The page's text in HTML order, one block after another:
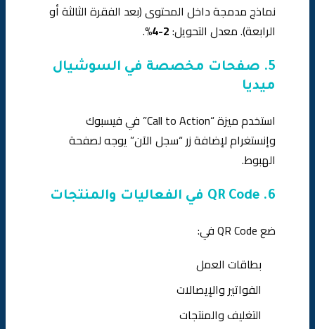
نماذج مدمجة داخل المحتوى (بعد الفقرة الثالثة أو
الرابعة). معدل التحويل:2-4%
.
5. صفحات مخصصة في السوشيال
ميديا
استخدم ميزة “Call to Action” في فيسبوك
وإنستغرام لإضافة زر “سجل الآن” يوجه لصفحة
الهبوط.
6. QR Code في الفعاليات والمنتجات
ضع QR Code في:
بطاقات العمل
الفواتير والإيصالات
التغليف والمنتجات